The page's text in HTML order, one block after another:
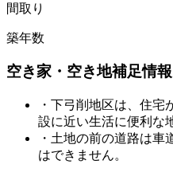
間取り
築年数
空き家・空き地補足情報
・下弓削地区は、住
設に近い生活に便利な
・土地の前の道路は車
はできません。